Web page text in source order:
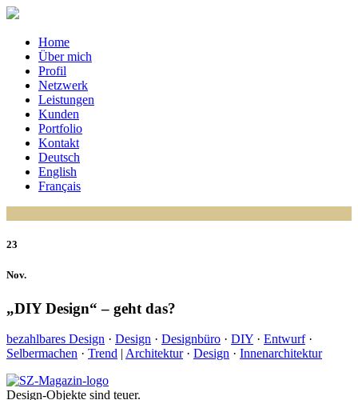
Home
Über mich
Profil
Netzwerk
Leistungen
Kunden
Portfolio
Kontakt
Deutsch
English
Français
23
Nov.
„DIY Design“ – geht das?
bezahlbares Design · Design · Designbüro · DIY · Entwurf·
Selbermachen · Trend | Architektur· Design · Innenarchitektur
Design-Objekte sind teuer.